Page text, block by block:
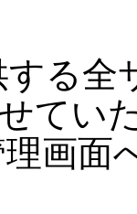
る全
てい
理画